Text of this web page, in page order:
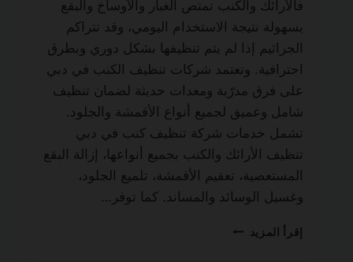
فالأرائك والكنب تمتص الغبار والأوساخ والبقع
بسهولة نتيجة الاستخدام اليومي، وقد تتراكم
الجراثيم إذا لم يتم تنظيفها بشكل دوري وبطرق
احترافية. وتعتمد شركات تنظيف الكنب في دبي
على فرق مدرّبة ومعدات حديثة لضمان تنظيف
شامل وعميق لجميع أنواع الأقمشة والجلود.
تشمل خدمات شركة تنظيف كنب في دبي
تنظيف الأرائك والكنب بجميع أنواعها، إزالة البقع
المستعصية، تعقيم الأقمشة، تلميع الجلود،
وغسيل الوسائد والمساند. كما توفر…
إقرأ المزيد شركة